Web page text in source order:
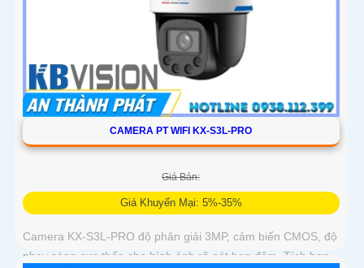
CAMERA PT WIFI KX-S3L-PRO
Giá Bán:
Giá Khuyến Mại: 5%-35%
Camera KX-S3L-PRO độ phân giải 3MP, cảm biến CMOS, độ
nhạy sáng cực thấp cho hình ảnh rõ nét ban đêm. Tích hợp